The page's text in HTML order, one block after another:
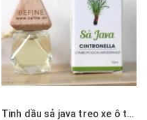
Tinh dầu sả java treo xe ô tô 8ml